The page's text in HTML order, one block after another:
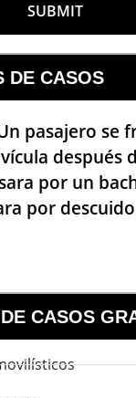
SUBMIT
DE CASOS
pasajero se
después
por un
por
CASOS